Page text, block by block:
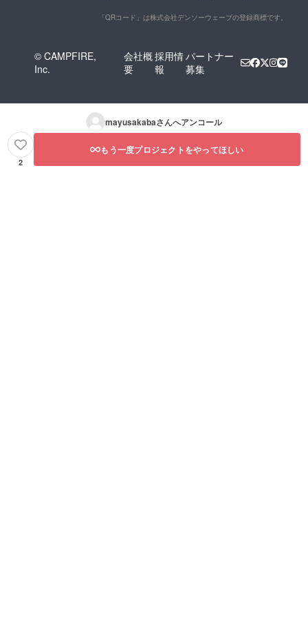
「QRコード」は株式会社デンソーウェーブの登録商標です。
© CAMPFIRE,
Inc.
会社概
要
採用情
報
パートナー
募集
mayusakabaさんへアンコール
2
もう一度プロジェクトをやってほしい